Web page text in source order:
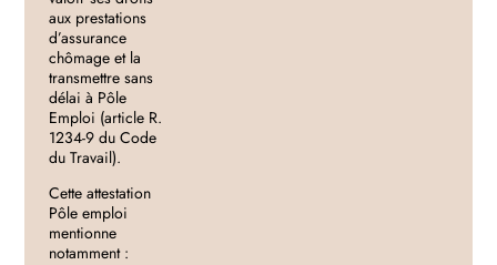
aux prestations
d’assurance
chômage et la
transmettre sans
délai à Pôle
Emploi (article R.
1234-9 du Code
du Travail).
Cette attestation
Pôle emploi
mentionne
notamment :